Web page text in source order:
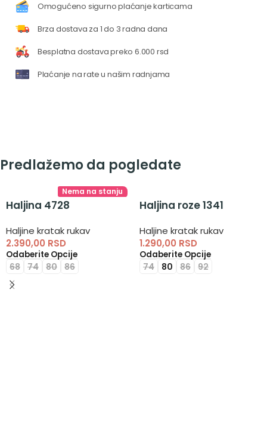
Omogućeno sigurno plaćanje karticama
Brza dostava za 1 do 3 radna dana
Besplatna dostava preko 6.000 rsd
Plaćanje na rate u našim radnjama
Predlažemo da pogledate
Nema na stanju
Haljina 4728
Haljine kratak rukav
2.390,00 RSD
Odaberite Opcije
68 74 80 86
Haljina roze 1341
Haljine kratak rukav
1.290,00 RSD
Odaberite Opcije
74 80 86 92